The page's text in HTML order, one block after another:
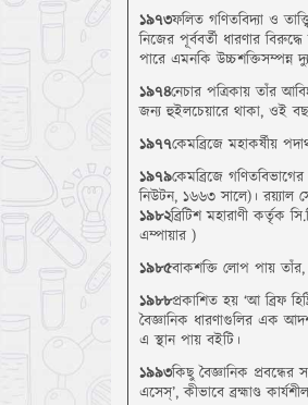
১৯৭৩ফলিত গণিতবিদ্যা ও
নিজের পূর্ববর্তী ধারণার
পারে এমনকি উচ্চশক্তিসম্পন্ন
১৯৭৪নেচার পত্রিকায় তাঁর
জন্য হুইলচেয়ারে থাকা, ওই
১৯৭৭কেমব্রিজে মহাকর্ষীয়
১৯৭৯কেমব্রিজে
নিউটন, ১৬৬৩ সালে)। রয়্যাল
১৯৮২ব্রিটিশ মহারাণী কর্তৃক
এম্পায়ার )
১৯৮৫বাকশক্তি লোপ পায়
১৯৮৮প্রকাশিত হয় ‘আ ব্রিফ
বৈজ্ঞানিক ধারণাগুলির এক
এ স্থান পায় বইটি।
১৯৯৩কিছু বৈজ্ঞানিক প্রবন্ধের
এসেস্‌’, কীভাবে ব্রহ্মাণ্ড